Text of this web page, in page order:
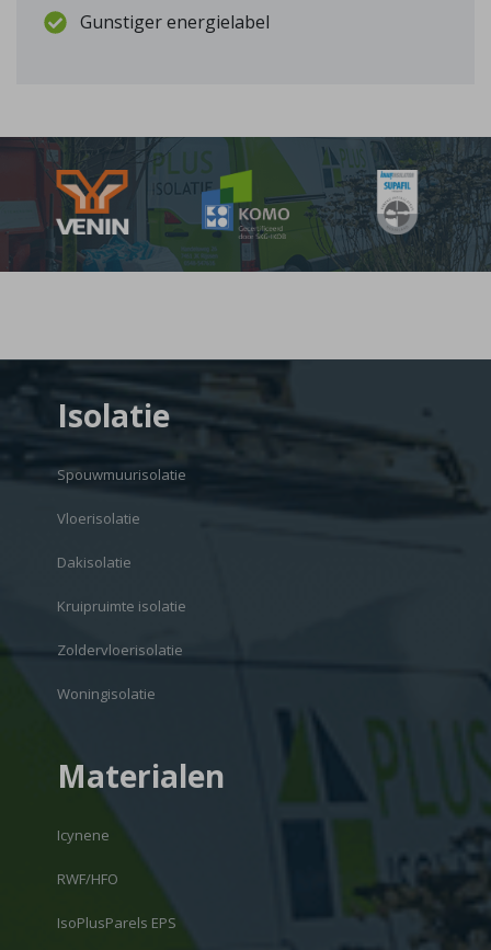
Gunstiger energielabel
Isolatie
Spouwmuurisolatie
Vloerisolatie
Dakisolatie
Kruipruimte isolatie
Zoldervloerisolatie
Woningisolatie
Materialen
Icynene
RWF/HFO
IsoPlusParels EPS